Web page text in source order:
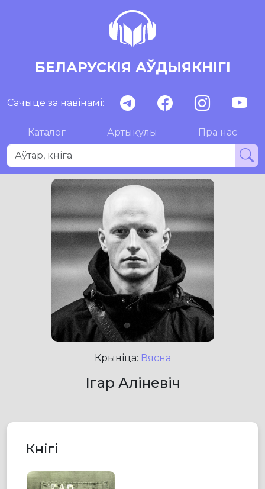
БЕЛАРУСКІЯ АЎДЫЯКНІГІ
Сачыце за навінамі:
Каталог Артыкулы Пра нас
Крыніца: Вясна
Ігар Аліневіч
Кнігі